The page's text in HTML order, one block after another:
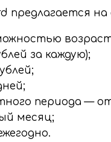
на
за каждую);
периода — от
месяц;